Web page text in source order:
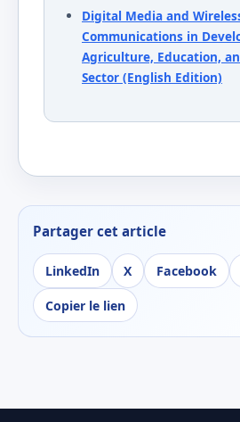
Digital Media and
Communications in
Agriculture, Education,
Sector (English Edition)
Partager cet article
LinkedIn X Facebook
Copier le lien